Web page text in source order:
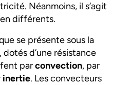
Néanmoins, il s’agit
différents.
se présente sous la
, dotés d’une résistance
parconvection, par
inertie. Les convecteurs